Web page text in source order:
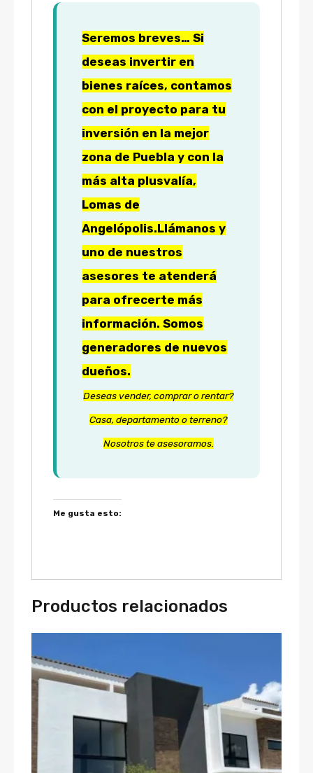
Seremos breves… Si
deseas invertir en
bienes raíces, contamos
con el proyecto para tu
inversión en la mejor
zona de Puebla y con la
más alta plusvalía,
Lomas de
Angelópolis.Llámanos y
uno de nuestros
asesores te atenderá
para ofrecerte más
información. Somos
generadores de nuevos
dueños.
Deseas vender, comprar o rentar?
Casa, departamento o terreno?
Nosotros te asesoramos.
Me gusta esto:
Productos relacionados